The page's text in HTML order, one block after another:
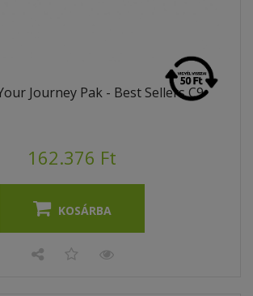
Journey Pak - Best Sellers C9
162.376 Ft
KOSÁRBA